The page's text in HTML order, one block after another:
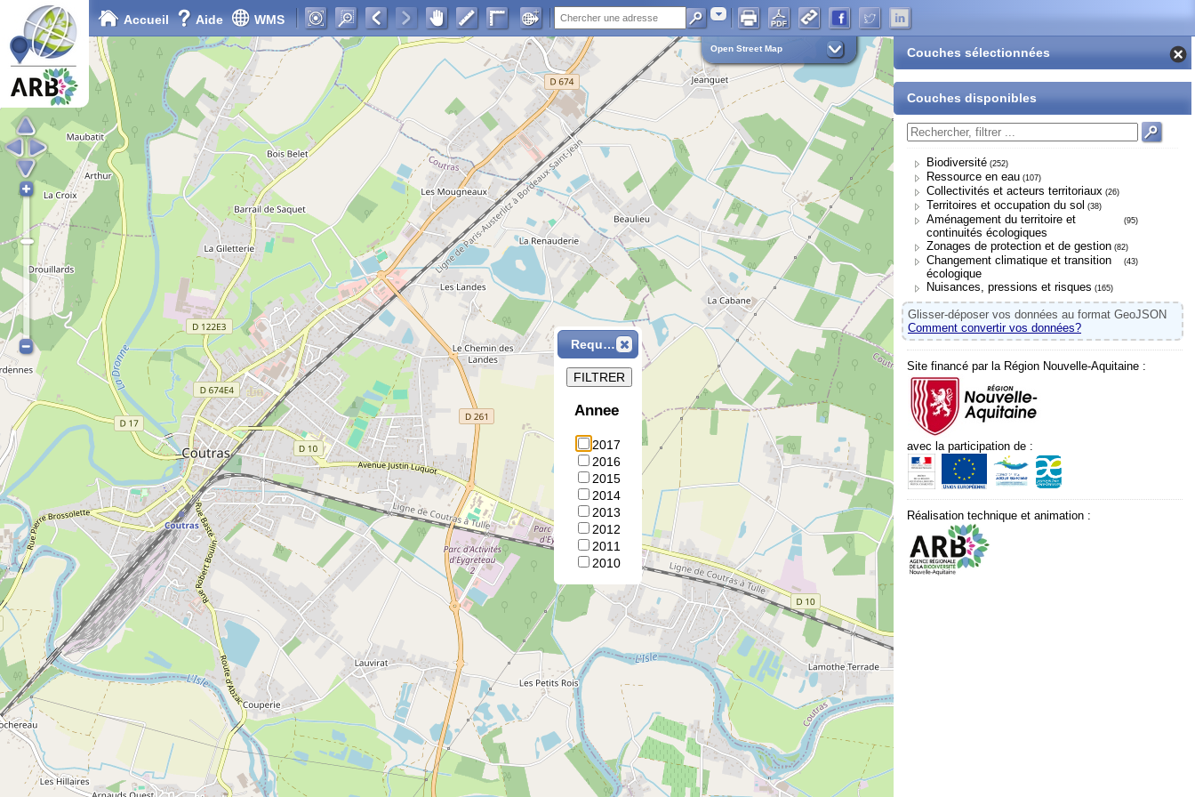
Accueil Aide WMS Adresse
Open Street Map Couches sélectionnées
Couches disponibles
Biodiversité (252)
Ressource en eau (107)
Collectivités et acteurs territoriaux (26)
Territoires et occupation du sol (38)
Aménagement du territoire et
continuités écologiques
(95)
Zonages de protection et de gestion (82)
Changement climatique et transition
écologique
(43)
Nuisances, pressions et risques (165)
Glisser-déposer vos données au format GeoJSON
Comment convertir vos données?
Site financé par la Région Nouvelle-Aquitaine :
avec la participation de :
Réalisation technique et animation :
Requête
Annee
2017
2016
2015
2014
2013
2012
2011
2010
FILTRER